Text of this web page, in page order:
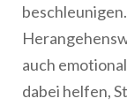
auch
dabei helfen,